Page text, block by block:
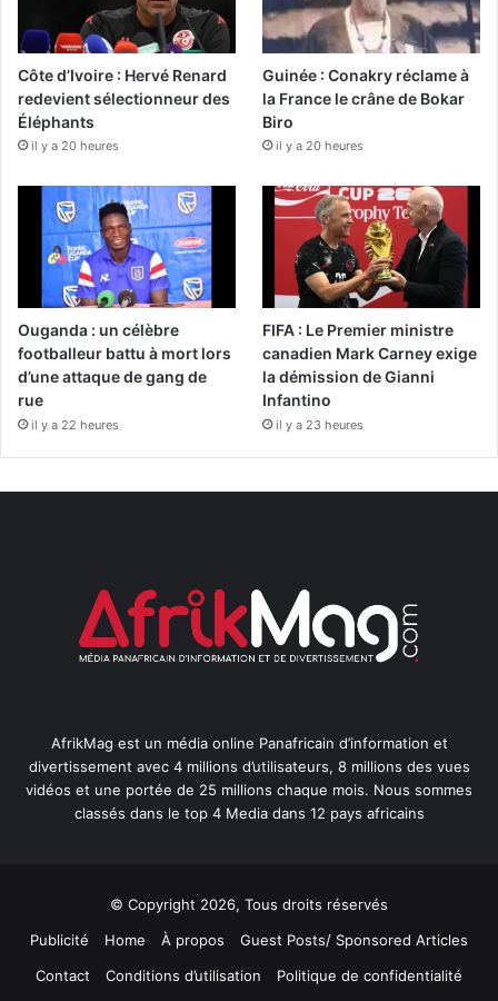
Côte d’Ivoire : Hervé Renard
redevient sélectionneur des
Éléphants
il y a 20 heures
Guinée : Conakry réclame à
la France le crâne de Bokar
Biro
il y a 20 heures
Ouganda : un célèbre
footballeur battu à mort lors
d’une attaque de gang de
rue
il y a 22 heures
FIFA : Le Premier ministre
canadien Mark Carney exige
la démission de Gianni
Infantino
il y a 23 heures
AfrikMag est un média online Panafricain d’information et
divertissement avec 4 millions d’utilisateurs, 8 millions des vues
vidéos et une portée de 25 millions chaque mois. Nous sommes
classés dans le top 4 Media dans 12 pays africains
© Copyright 2026, Tous droits réservés
Publicité
Home À propos
Guest Posts/ Sponsored Articles
Contact
Conditions d’utilisation Politique de confidentialité